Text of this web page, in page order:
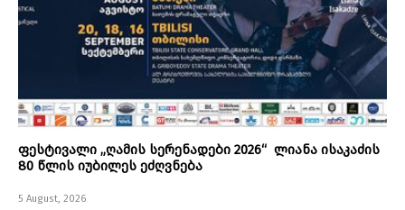
ფესტივალი „ღამის სერენადები 2026“ ლიანა ისაკაძის
80 წლის იუბილეს ეძღვნება
5 August, 2026